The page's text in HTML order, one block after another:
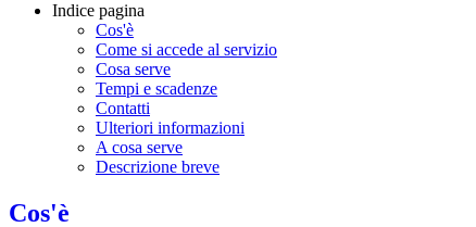
Indice pagina
Cos'è
Come si accede al servizio
Cosa serve
Tempi e scadenze
Contatti
Ulteriori informazioni
A cosa serve
Descrizione breve
Cos'è